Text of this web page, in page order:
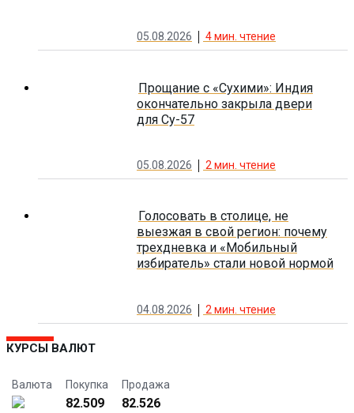
05.08.2026 4мин. чтение
Прощание с «Сухими»: Индия
окончательно закрыла двери
для Су-57
05.08.2026 2 мин. чтение
Голосовать в столице, не
выезжая в свой регион: почему
трехдневка и «Мобильный
избиратель» стали новой нормой
04.08.2026 2 мин. чтение
КУРСЫ ВАЛЮТ
Валюта Покупка Продажа
82.509
82.526